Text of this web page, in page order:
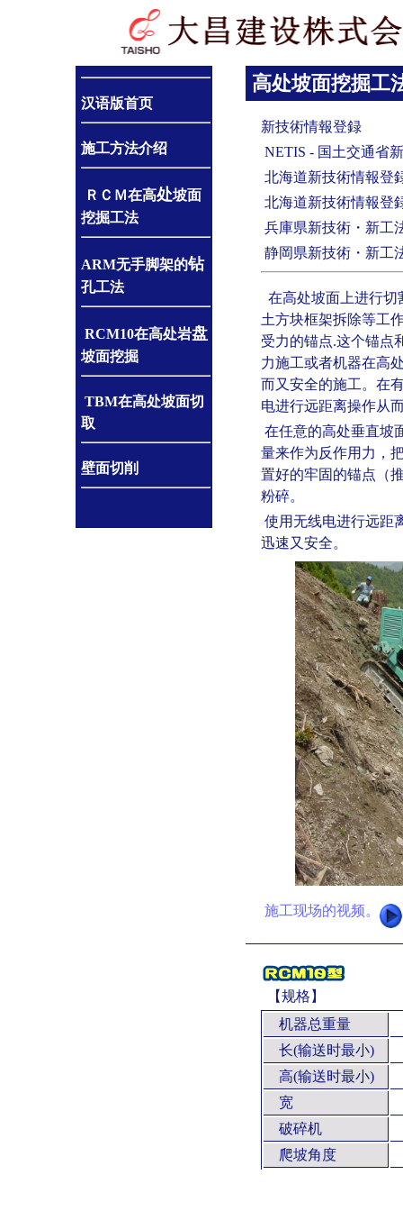
汉语版首页
施工方法介绍
ＲＣＭ在高处坡面
挖掘工法
ARM无手脚架的钻
孔工法
RCM10在高处岩盘
坡面挖掘
TBM在高处坡面切
取
壁面切削
高处坡面挖掘工
新技術情報登録
NETIS - 国土交通省
北海道新技術情報登
北海道新技術情報登
兵庫県新技術・新工
静岡県新技術・新工
在高处坡面上进行切
土方块框架拆除等工
受力的锚点.这个锚点
力施工或者机器在高
而又安全的施工。在
电进行远距离操作从
在任意的高处垂直坡
量来作为反作用力，
置好的牢固的锚点（
粉碎。
使用无线电进行远距
迅速又安全。
施工现场的视频。
【规格】
机器总重量
长(输送时最小)
高(输送时最小)
宽
破碎机
爬坡角度